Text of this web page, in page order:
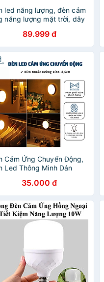
led năng lượng, đèn cảm
năng lượng mặt trời, dây
đèn cảm ứng hồng
- HÀNG CHÍNH HÃNG
89.999 đ
Cảm Ứng Chuyển Động,
Led Thông Minh Dán
Rộng, Thích Hợp Cho Mọi
Gian - HÀNG CHÍNH
MINIIN
35.000 đ